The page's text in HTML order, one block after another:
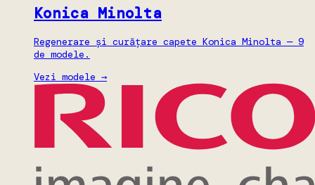
Konica Minolta
Regenerare și curățare capete Konica Minolta — 9
de modele.
Vezi modele →